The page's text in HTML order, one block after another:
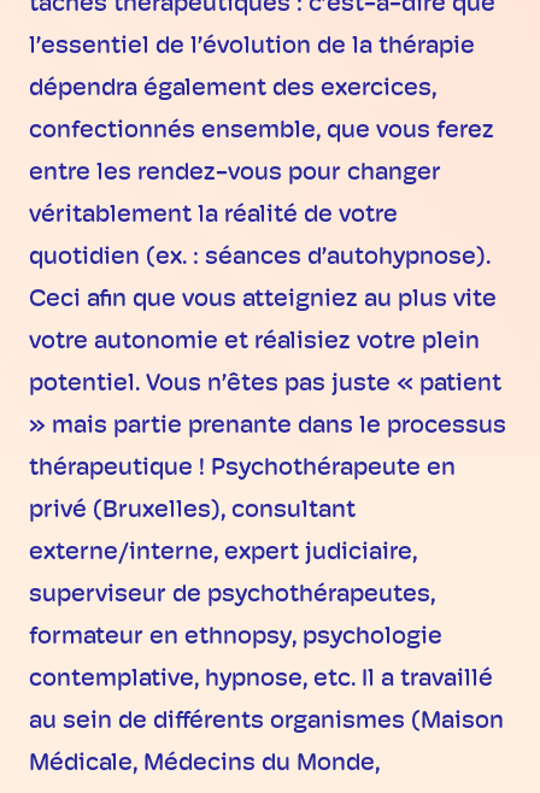
tâches thérapeutiques : c’est-à-dire que
l’essentiel de l’évolution de la thérapie
dépendra également des exercices,
confectionnés ensemble, que vous ferez
entre les rendez-vous pour changer
véritablement la réalité de votre
quotidien (ex. : séances d’autohypnose).
Ceci afin que vous atteigniez au plus vite
votre autonomie et réalisiez votre plein
potentiel. Vous n’êtes pas juste « patient
» mais partie prenante dans le processus
thérapeutique ! Psychothérapeute en
privé (Bruxelles), consultant
externe/interne, expert judiciaire,
superviseur de psychothérapeutes,
formateur en ethnopsy, psychologie
contemplative, hypnose, etc. Il a travaillé
au sein de différents organismes (Maison
Médicale, Médecins du Monde,